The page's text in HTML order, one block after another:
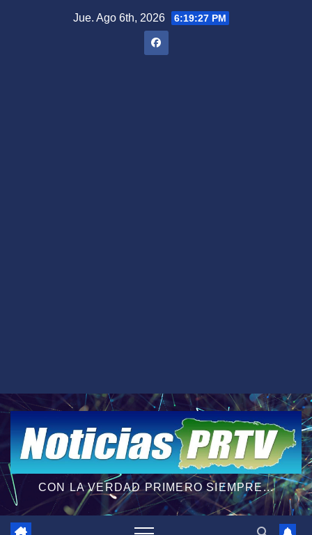
Jue. Ago 6th, 2026 6:19:28 PM
CON LA VERDAD PRIMERO SIEMPRE...